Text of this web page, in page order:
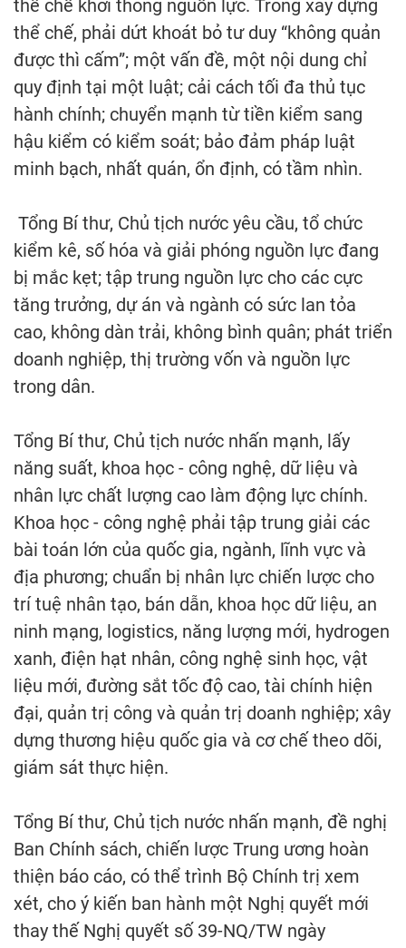
thể chế khơi thông nguồn lực. Trong xây dựng
thể chế, phải dứt khoát bỏ tư duy “không quản
được thì cấm”; một vấn đề, một nội dung chỉ
quy định tại một luật; cải cách tối đa thủ tục
hành chính; chuyển mạnh từ tiền kiểm sang
hậu kiểm có kiểm soát; bảo đảm pháp luật
minh bạch, nhất quán, ổn định, có tầm nhìn.
Tổng Bí thư, Chủ tịch nước yêu cầu, tổ chức
kiểm kê, số hóa và giải phóng nguồn lực đang
bị mắc kẹt; tập trung nguồn lực cho các cực
tăng trưởng, dự án và ngành có sức lan tỏa
cao, không dàn trải, không bình quân; phát triển
doanh nghiệp, thị trường vốn và nguồn lực
trong dân.
Tổng Bí thư, Chủ tịch nước nhấn mạnh, lấy
năng suất, khoa học - công nghệ, dữ liệu và
nhân lực chất lượng cao làm động lực chính.
Khoa học - công nghệ phải tập trung giải các
bài toán lớn của quốc gia, ngành, lĩnh vực và
địa phương; chuẩn bị nhân lực chiến lược cho
trí tuệ nhân tạo, bán dẫn, khoa học dữ liệu, an
ninh mạng, logistics, năng lượng mới, hydrogen
xanh, điện hạt nhân, công nghệ sinh học, vật
liệu mới, đường sắt tốc độ cao, tài chính hiện
đại, quản trị công và quản trị doanh nghiệp; xây
dựng thương hiệu quốc gia và cơ chế theo dõi,
giám sát thực hiện.
Tổng Bí thư, Chủ tịch nước nhấn mạnh, đề nghị
Ban Chính sách, chiến lược Trung ương hoàn
thiện báo cáo, có thể trình Bộ Chính trị xem
xét, cho ý kiến ban hành một Nghị quyết mới
thay thế Nghị quyết số 39-NQ/TW ngày